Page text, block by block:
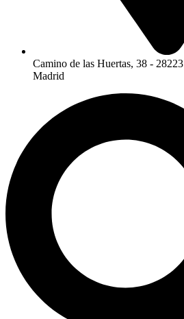
Camino de las Huertas, 38 -
Madrid